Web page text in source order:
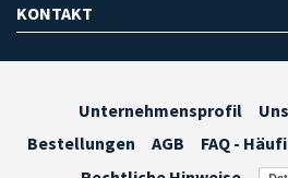
KONTAKT
Unternehmensprofil
Bestellungen
AGB FAQ -